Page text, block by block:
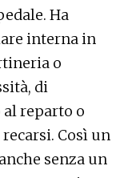
Ha
interna in
o
di
reparto o
Così un
senza un